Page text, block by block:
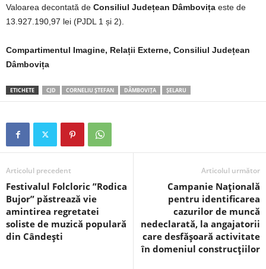
Valoarea decontată de Consiliul Județean Dâmbovița este de
13.927.190,97 lei (PJDL 1 și 2).
Compartimentul Imagine, Relații Externe, Consiliul Județean
Dâmbovița
ETICHETE CJD CORNELIU ȘTEFAN DÂMBOVIȚA ȘELARU
Articolul precedent
Festivalul Folcloric ”Rodica
Bujor” păstrează vie
amintirea regretatei
soliste de muzică populară
din Cândești
Articolul următor
Campanie Națională
pentru identificarea
cazurilor de muncă
nedeclarată, la angajatorii
care desfășoară activitate
în domeniul construcțiilor